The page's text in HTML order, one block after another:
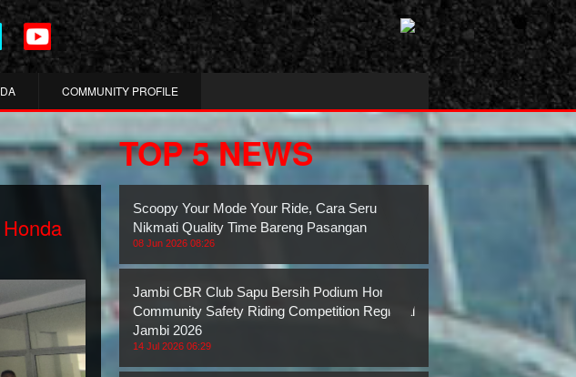
COMMUNITY PROFILE
TOP 5 NEWS
Scoopy Your Mode Your Ride, Cara Seru
Nikmati Quality Time Bareng Pasangan
08 Jun 2026 08:26
Jambi CBR Club Sapu Bersih Podium Honda
Community Safety Riding Competition Regional
Jambi 2026
14 Jul 2026 06:29